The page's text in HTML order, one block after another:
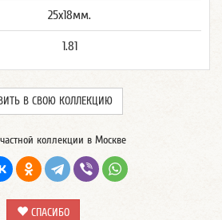
25x18мм.
1.81
В СВОЮ КОЛЛЕКЦИЮ
коллекции в Москве
СПАСИБО